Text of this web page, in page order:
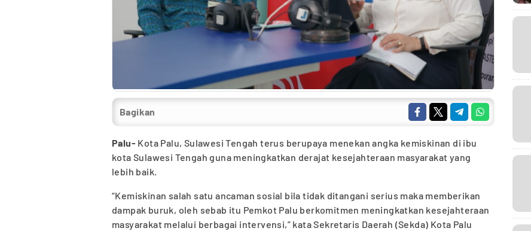
Bagikan
Palu- Kota Palu, Sulawesi Tengah terus berupaya menekan angka kemiskinan di ibu
kota Sulawesi Tengah guna meningkatkan derajat kesejahteraan masyarakat yang
lebih baik.
“Kemiskinan salah satu ancaman sosial bila tidak ditangani serius maka memberikan
dampak buruk, oleh sebab itu Pemkot Palu berkomitmen meningkatkan kesejahteraan
masyarakat melalui berbagai intervensi,” kata Sekretaris Daerah (Sekda) Kota Palu